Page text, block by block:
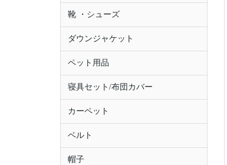
靴 ・シューズ
ダウンジャケット
ペット用品
寝具セット/布団カバー
カーペット
ベルト
帽子